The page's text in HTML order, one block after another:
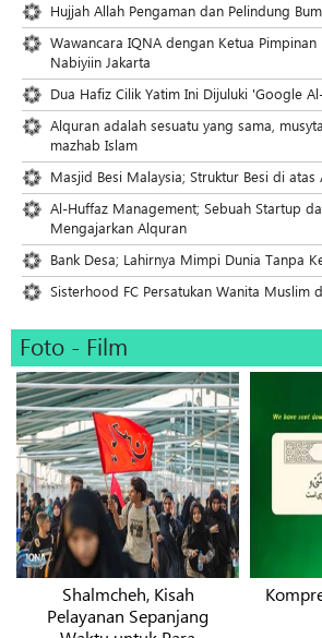
Hujjah Allah Pengaman dan Pelindung
Wawancara IQNA dengan Ketua Pimpinan
Nabiyiin Jakarta
Dua Hafiz Cilik Yatim Ini Dijuluki 'Google
Alquran adalah sesuatu yang sama,
mazhab Islam
Masjid Besi Malaysia; Struktur Besi di atas
Al-Huffaz Management; Sebuah Startup
Mengajarkan Alquran
Bank Desa; Lahirnya Mimpi Dunia Tanpa
Sisterhood FC Persatukan Wanita Muslim
Foto - Film
Komprehensifitas Aquran